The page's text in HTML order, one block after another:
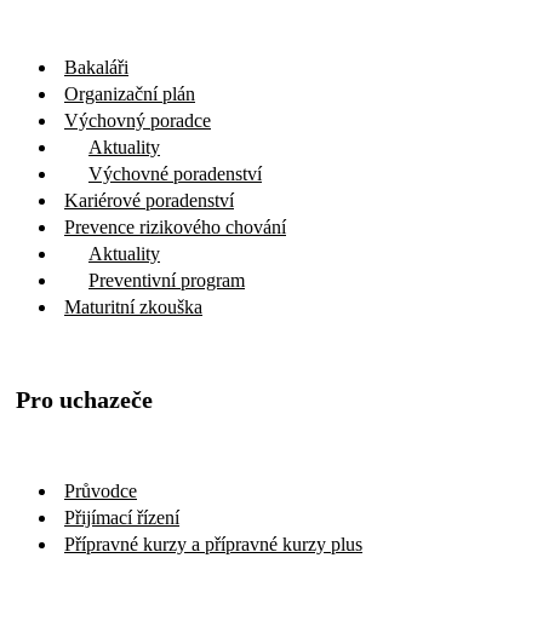
Bakaláři
Organizační plán
Výchovný poradce
Aktuality
Výchovné poradenství
Kariérové poradenství
Prevence rizikového chování
Aktuality
Preventivní program
Maturitní zkouška
Pro uchazeče
Průvodce
Přijímací řízení
Přípravné kurzy a přípravné kurzy plus